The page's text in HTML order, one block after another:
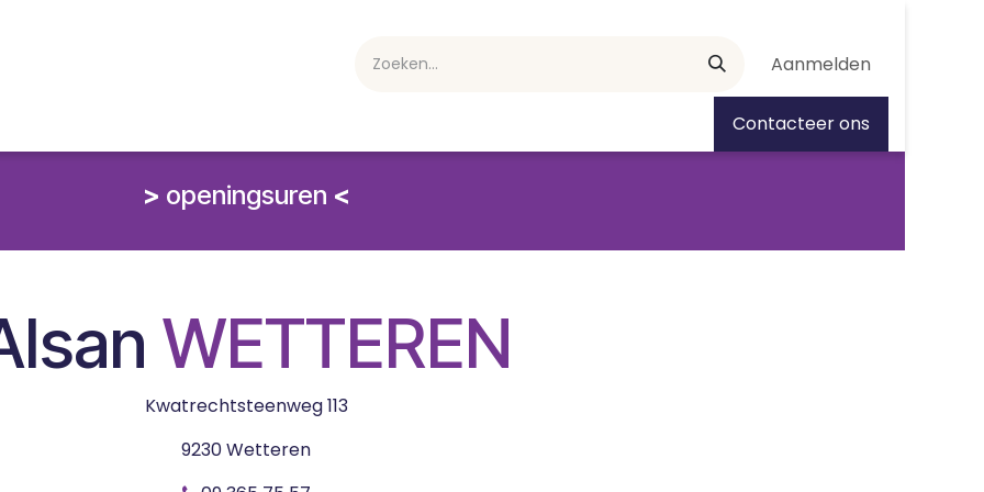
Aanmelden
Contacteer ons
> openingsuren <
WETTEREN
Kwatrechtsteenweg 113
9230 Wetteren